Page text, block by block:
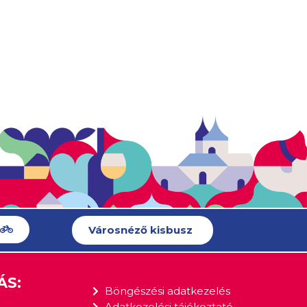
Városnéző kisbusz
Böngészési adatkezelés